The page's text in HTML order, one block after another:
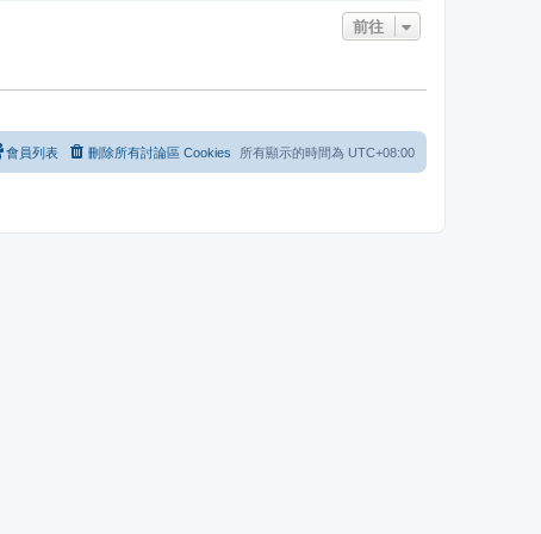
前往
所有顯示的時間為 UTC+08:00
刪除所有討論區 Cookies
會員列表